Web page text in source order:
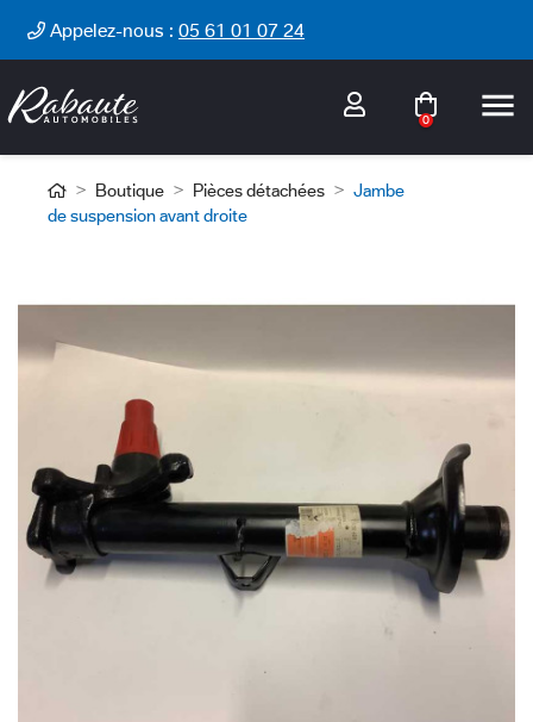
Appelez-nous : 05 61 01 07 24

0
Boutique Pièces détachées
Jambe
de suspension avant droite
-50%